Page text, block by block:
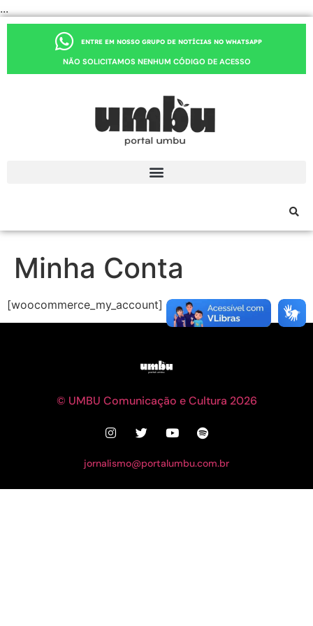
...
ENTRE EM NOSSO GRUPO DE NOTÍCIAS NO WHATSAPP
NÃO SOLICITAMOS NENHUM CÓDIGO DE ACESSO
Minha Conta
[woocommerce_my_account]
© UMBU Comunicação e Cultura 2026
jornalismo@portalumbu.com.br